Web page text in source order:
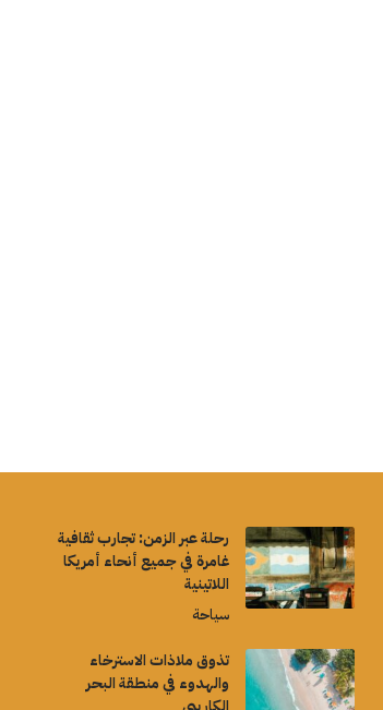
رحلة عبر الزمن: تجارب ثقافية
غامرة في جميع أنحاء أمريكا
اللاتينية
سياحة
تذوق ملاذات الاسترخاء
والهدوء في منطقة البحر